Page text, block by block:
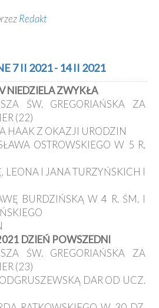
Redakt
7 II 2021 - 14 II 2021
NIEDZIELA ZWYKŁA
ŚW. GREGORIAŃSKA ZA
(22)
HAAK Z OKAZJI URODZIN
OSTROWSKIEGO W 5 R.
LEONA I JANA TURZYŃSKICH I
BURDZIŃSKĄ W 4 R. ŚM. I
DZIEŃ POWSZEDNI
ŚW. GREGORIAŃSKA ZA
(23)
DAR OD UCZ.